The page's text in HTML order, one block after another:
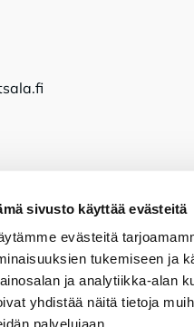
sivusto käyttää evästeitä
evästeitä
tukemiseen ja
ja analytiikka-alan
yhdistää näitä tietoja
palvelujaan.